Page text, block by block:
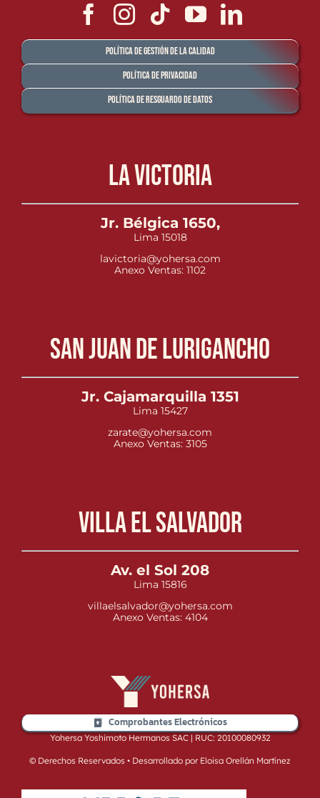
Política de Gestión de la Calidad
Política de Privacidad
Política de Resguardo de Datos
La Victoria
Jr. Bélgica 1650,
Lima 15018
lavictoria@yohersa.com
Anexo Ventas: 1102
San Juan de Lurigancho
Jr. Cajamarquilla 1351
Lima 15427
zarate@yohersa.com
Anexo Ventas: 3105
Villa el Salvador
Av. el Sol 208
Lima 15816
villaelsalvador@yohersa.com
Anexo Ventas: 4104
Comprobantes Electrónicos
Yohersa Yoshimoto Hermanos SAC | RUC: 20100080932
© Derechos Reservados • Desarrollado por Eloisa Orellán Martínez